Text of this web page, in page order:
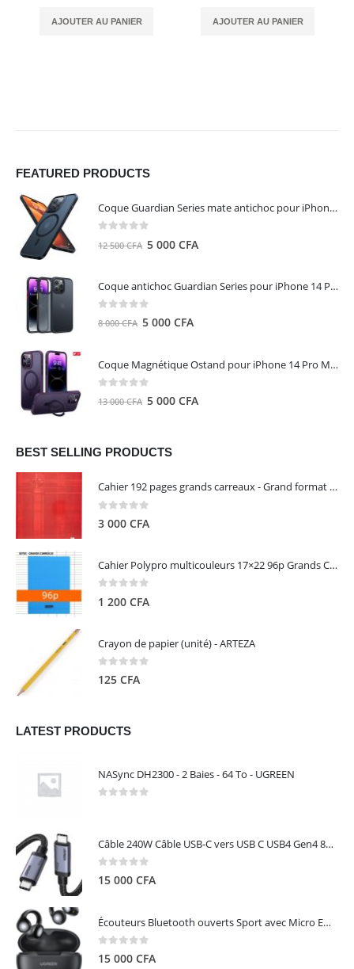
AJOUTER AU PANIER AJOUTER AU PANIER
FEATURED PRODUCTS
Coque Guardian Series mate antichoc pour iPhone 15 Pro Max avec Magsafe Noir - Torras
12 500CFA Le
500 CFA.
5 000 CFA
Coque antichoc Guardian Series pour iPhone 14 Pro Max - TORRAS
out of 5
8 000CFA Le
était :
8
000 CFA.
5 000 CFALe
est :
000 CFA.
Coque Magnétique Ostand pour iPhone 14 Pro Max - Violet Foncé - TORRAS
13 000CFA Le
était :
000 CFA.
5 000 CFA
000 CFA.
BEST SELLING PRODUCTS
Cahier 192 pages grands carreaux - Grand format - Brochure dos toilé - 24x32 cm - Papier blanc 90 g - Couverture carte pelliculée couleur aléatoire - Clairefontaine
3 000 CFA
Cahier Polypro multicouleurs 17×22 96p Grands Carreaux Séyès 90g - CALLIGRAPHE
1 200 CFA
Crayon de papier (unité) - ARTEZA
0 out of 5
125 CFA
LATEST PRODUCTS
NASync DH2300 - 2 Baies - 64 To - UGREEN
Câble 240W Câble USB-C vers USB C USB4 Gen4 80Gbps pour Thunderbolt 5/4/3, Premium 18K double écran triple 4K PD3.1 - UGREEN
0 out of 5
15 000 CFA
Écouteurs Bluetooth ouverts Sport avec Micro ENC IPX5 – HiTune S3 UGREEN 45785
0 out of 5
15 000 CFA